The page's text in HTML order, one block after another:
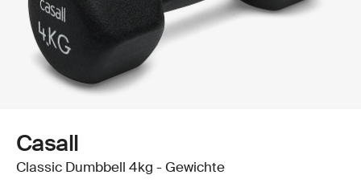
Casall
Classic Dumbbell 4kg - Gewichte